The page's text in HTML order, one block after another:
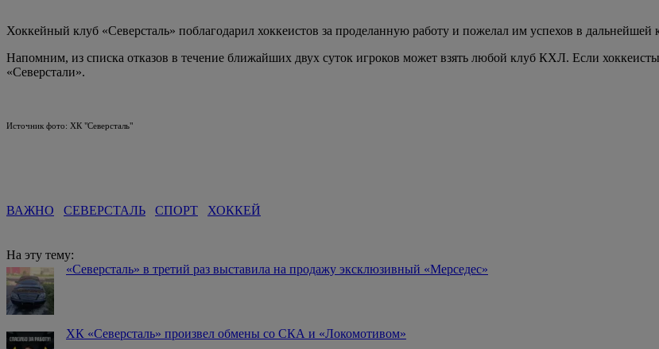
Хоккейный клуб «Северсталь» поблагодарил хоккеистов за проделанную работу и пожелал им успехов в дальнейшей
Напомним, из списка отказов в течение ближайших двух суток игроков может взять любой клуб КХЛ. Если
«Северстали».
Источник фото: ХК "Северсталь"
ВАЖНО СЕВЕРСТАЛЬ СПОРТ ХОККЕЙ
На эту тему:
«Северсталь» в третий раз выставила на продажу эксклюзивный «Мерседес»
️ХК «Северсталь» произвел обмены со СКА и «Локомотивом»